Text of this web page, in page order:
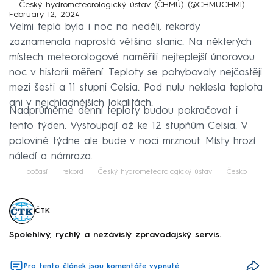
— Český hydrometeorologický ústav (ČHMÚ) (@CHMUCHMI)
February 12, 2024
Velmi teplá byla i noc na neděli, rekordy
zaznamenala naprostá většina stanic. Na některých
místech meteorologové naměřili nejteplejší únorovou
noc v historii měření. Teploty se pohybovaly nejčastěji
mezi šesti a 11 stupni Celsia. Pod nulu neklesla teplota
ani v nejchladnějších lokalitách.
Nadprůměrné denní teploty budou pokračovat i
tento týden. Vystoupají až ke 12 stupňům Celsia. V
polovině týdne ale bude v noci mrznout. Místy hrozí
náledí a námraza.
počasí rekord Český hydrometeorologický ústav Česko
ČTK
Spolehlivý, rychlý a nezávislý zpravodajský servis.
Pro tento článek jsou komentáře vypnuté